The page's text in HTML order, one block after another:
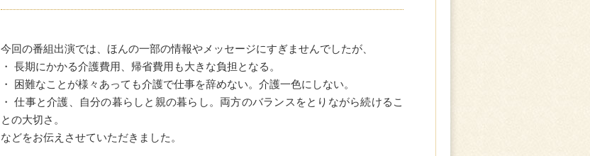
今回の番組出演では、ほんの一部の情報やメッセージにすぎませんでしたが、
・ 長期にかかる介護費用、帰省費用も大きな負担となる。
・ 困難なことが様々あっても介護で仕事を辞めない。介護一色にしない。
・ 仕事と介護、自分の暮らしと親の暮らし。両方のバランスをとりながら続けるこ
との大切さ。
などをお伝えさせていただきました。